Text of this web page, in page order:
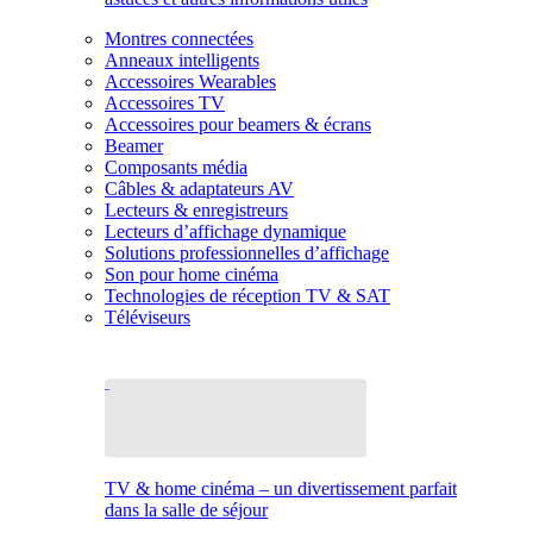
Montres connectées
Anneaux intelligents
Accessoires Wearables
Accessoires TV
Accessoires pour beamers & écrans
Beamer
Composants média
Câbles & adaptateurs AV
Lecteurs & enregistreurs
Lecteurs d’affichage dynamique
Solutions professionnelles d’affichage
Son pour home cinéma
Technologies de réception TV & SAT
Téléviseurs
TV & home cinéma – un divertissement parfait
dans la salle de séjour